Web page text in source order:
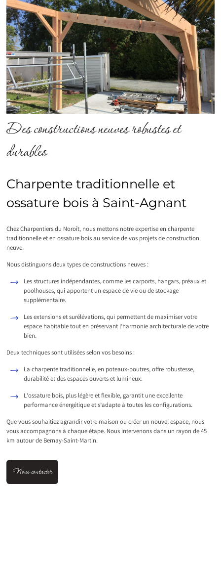
Des constructions neuves robustes et
durables
Charpente traditionnelle et
ossature bois à Saint-Agnant
Chez Charpentiers du Noroît, nous mettons notre expertise en charpente
traditionnelle et en ossature bois au service de vos projets de construction
neuve.
Nous distinguons deux types de constructions neuves :
Les structures indépendantes, comme les carports, hangars, préaux et
poolhouses, qui apportent un espace de vie ou de stockage
supplémentaire.
Les extensions et surélévations, qui permettent de maximiser votre
espace habitable tout en préservant l’harmonie architecturale de votre
bien.
Deux techniques sont utilisées selon vos besoins :
La charpente traditionnelle, en poteaux-poutres, offre robustesse,
durabilité et des espaces ouverts et lumineux.
L’ossature bois, plus légère et flexible, garantit une excellente
performance énergétique et s’adapte à toutes les configurations.
Que vous souhaitiez agrandir votre maison ou créer un nouvel espace, nous
vous accompagnons à chaque étape. Nous intervenons dans un rayon de 45
km autour de Bernay-Saint-Martin.
Nous contacter